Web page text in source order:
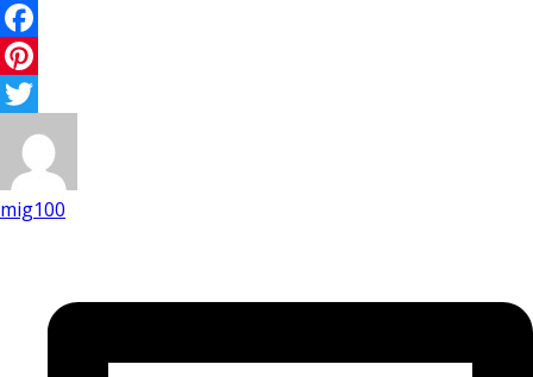
Facebook
Pinterest
Twitter
mig100